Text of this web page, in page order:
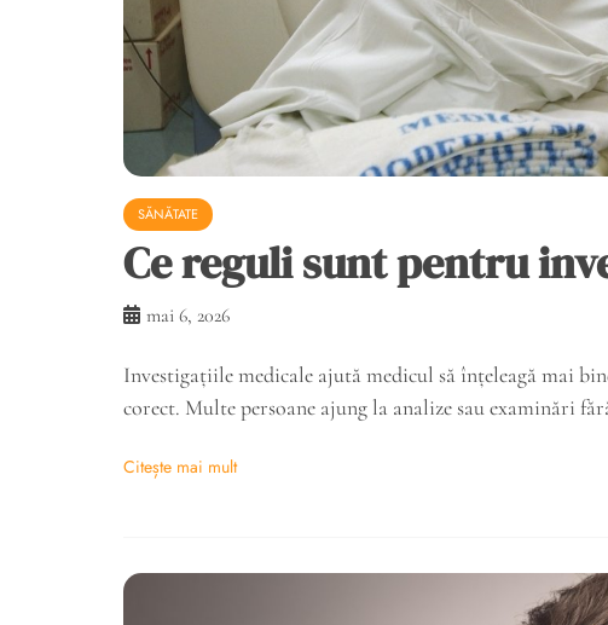
SĂNĂTATE
Ce reguli sunt pentru
mai 6, 2026
Investigațiile medicale ajută medicul să înțeleagă mai
corect. Multe persoane ajung la analize sau examinări
Citește mai mult